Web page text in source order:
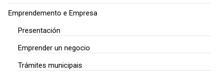
Emprendemento e Empresa
Presentación
Emprender un negocio
Trámites municipais